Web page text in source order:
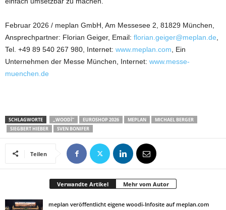
Februar 2026 / meplan GmbH, Am Messesee 2, 81829 München,
Ansprechpartner: Florian Geiger, Email: florian.geiger@meplan.de,
Tel. +49 89 540 267 980, Internet: www.meplan.com, Ein
Unternehmen der Messe München, Internet: www.messe-
muenchen.de
SCHLAGWORTE „WOODÏ“ EUROSHOP 2026 MEPLAN
MICHAEL BERGER
SIEGBERT HIEBER
SVEN BONIFER
Teilen
Verwandte Artikel Mehr vom Autor
meplan veröffentlicht eigene woodï-Infosite auf meplan.com